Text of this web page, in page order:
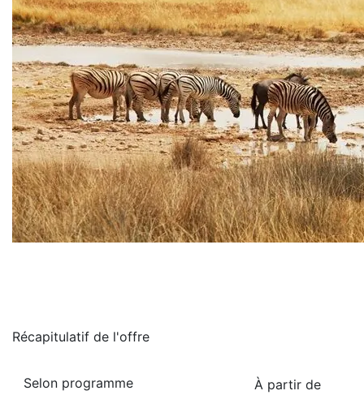
Récapitulatif de l'offre
À partir de
Selon programme